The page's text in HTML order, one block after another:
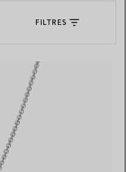
FILTRES